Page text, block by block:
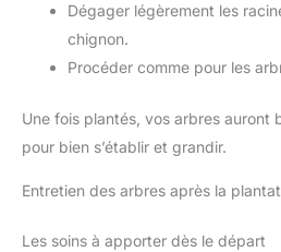
Dégager légèrement les
chignon.
Procéder comme pour les
Une fois plantés, vos arbres auront
pour bien s’établir et grandir.
Entretien des arbres après la
Les soins à apporter dès le départ